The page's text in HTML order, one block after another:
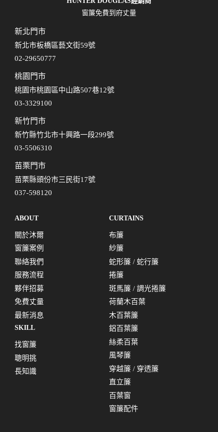
窗簾免費到府丈量
新北門市
新北市板橋區藝文街59號
02-29650777
桃園門市
桃園市桃園區中山路507巷12號
03-3329100
新竹門市
新竹縣竹北市十興路一段299號
03-5506310
苗栗門市
苗栗縣頭份市三民街17號
037-598120
ABOUT
關於沐爾
窗簾案例
聯絡我們
服務流程
夥伴招募
免費丈量
最新消息
SKILL
找窗簾
聰明挑
長知識
CURTAINS
布簾
紗簾
蛇形簾 / 蛇行簾
捲簾
斑馬簾 / 調光捲簾
荷蘭木百葉
木百葉簾
鋁百葉簾
絲柔百葉
風琴簾
穿越簾 / 穿透簾
直立簾
百葉窗
窗簾配件